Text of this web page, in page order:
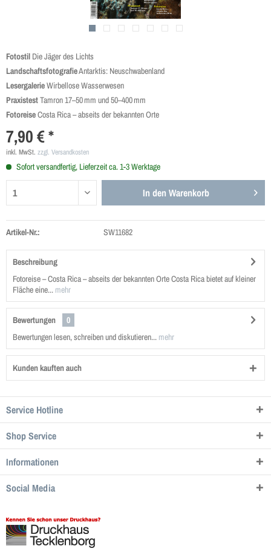
Fotostil Die Jäger des Lichts
Landschafts­fotografieAntarktis: Neuschwabenland
LesergalerieWirbellose Wasserwesen
PraxistestTamron 17–50 mm und 50–400 mm
FotoreiseCosta Rica – abseits der bekannten Orte
7,90 € *
inkl. MwSt. zzgl. Versandkosten
Sofort versandfertig, Lieferzeit ca. 1-3 Werktage
In den Warenkorb
Artikel-Nr.: SW11682
Beschreibung
Fotoreise – Costa Rica – abseits der bekannten Orte Costa Rica bietet auf kleiner
Fläche eine... mehr
Bewertungen
0
Bewertungen lesen, schreiben und diskutieren... mehr
Kunden kauften auch
Service Hotline
Shop Service
Informationen
Social Media